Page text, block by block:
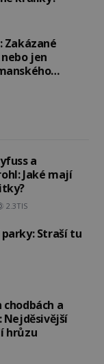
Zakázané
jen
a
Jaké mají
2.3TIS
Straší tu
chodbách a
Nejděsivější
hrůzu